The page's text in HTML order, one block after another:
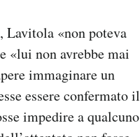
Lavitola «non poteva
«lui non avrebbe mai
immaginare un
essere confermato il
impedire a qualcuno